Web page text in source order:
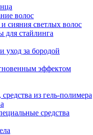
волос
сияния светлых волос
для стайлинга
уход за бородой
эффектом
из гель-полимера
средства